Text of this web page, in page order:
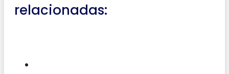
relacionadas: